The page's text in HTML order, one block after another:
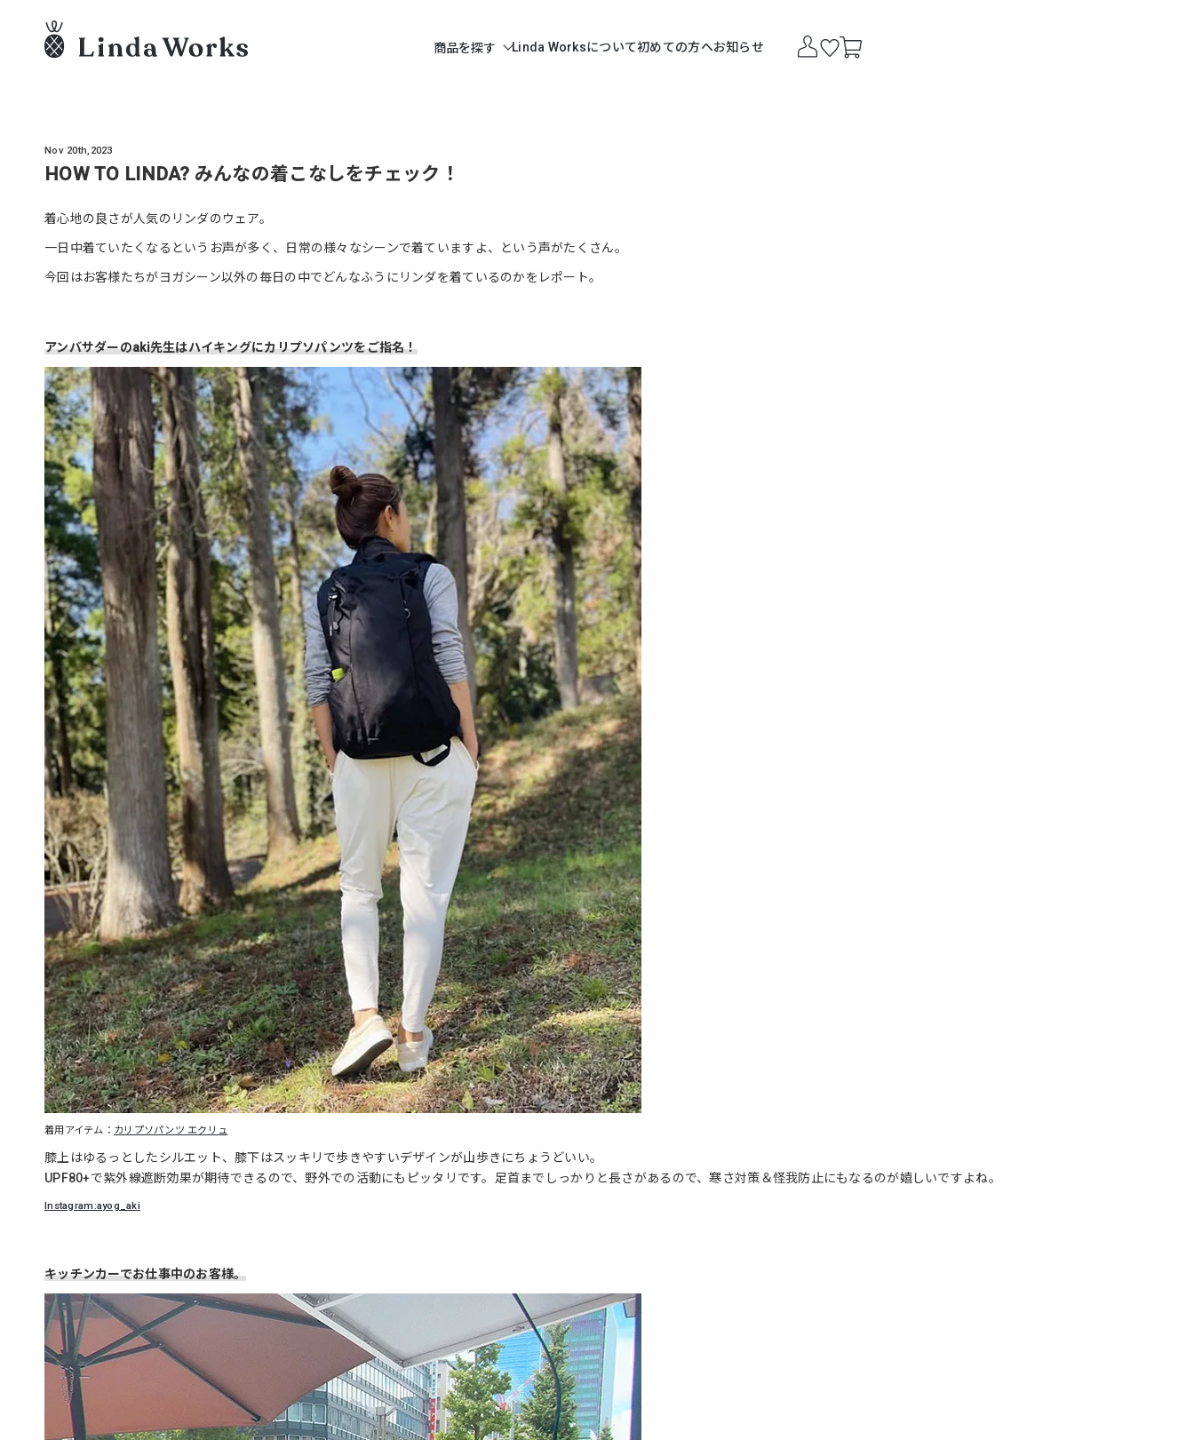
商品を探す Linda Worksについて初めての方へお知らせ
Nov 20th,2023
HOW TO LINDA? みんなの着こなしをチェック！
着心地の良さが人気のリンダのウェア。
一日中着ていたくなるというお声が多く、日常の様々なシーンで着ていますよ、という声がたくさん。
今回はお客様たちがヨガシーン以外の毎日の中でどんなふうにリンダを着ているのかをレポート。
アンバサダーのaki先生はハイキングにカリプソパンツをご指名！
着用アイテム： カリプソパンツ エクリュ
膝上はゆるっとしたシルエット、膝下はスッキリで歩きやすいデザインが山歩きにちょうどいい。
UPF80+で紫外線遮断効果が期待できるので、野外での活動にもピッタリです。足首までしっかりと長さがあるので、寒さ対策＆怪我防止にもなるのが嬉しいですよね。
Instagram:ayog_aki
キッチンカーでお仕事中のお客様。